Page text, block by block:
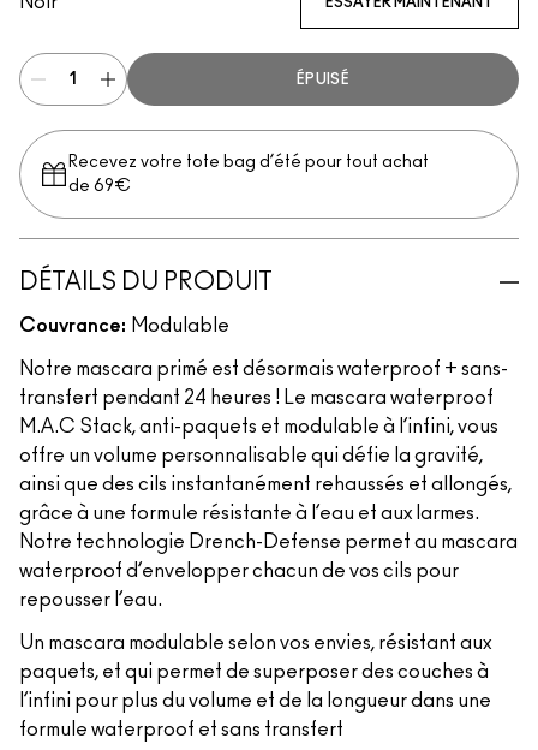
ÉPUISÉ
Recevez votre tote bag d’été pour tout achat
de 69€
DÉTAILS DU PRODUIT
Couvrance: Modulable
Notre mascara primé est désormais waterproof + sans-
transfert pendant 24 heures ! Le mascara waterproof
M.A.C Stack, anti-paquets et modulable à l’infini, vous
offre un volume personnalisable qui défie la gravité,
ainsi que des cils instantanément rehaussés et allongés,
grâce à une formule résistante à l’eau et aux larmes.
Notre technologie Drench-Defense permet au mascara
waterproof d’envelopper chacun de vos cils pour
repousser l’eau.
Un mascara modulable selon vos envies, résistant aux
paquets, et qui permet de superposer des couches à
l’infini pour plus du volume et de la longueur dans une
formule waterproof et sans transfert